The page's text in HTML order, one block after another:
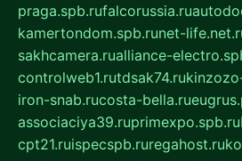
praga.spb.rufalcorussia.ru
kamertondom.spb.runet-
sakhcamera.rualliance-
controlweb1.rutdsak74.ru
iron-snab.rucosta-bella.ru
associaciya39.ruprimexpo.spb.ru
cpt21.ruispecspb.ruregahost.ru